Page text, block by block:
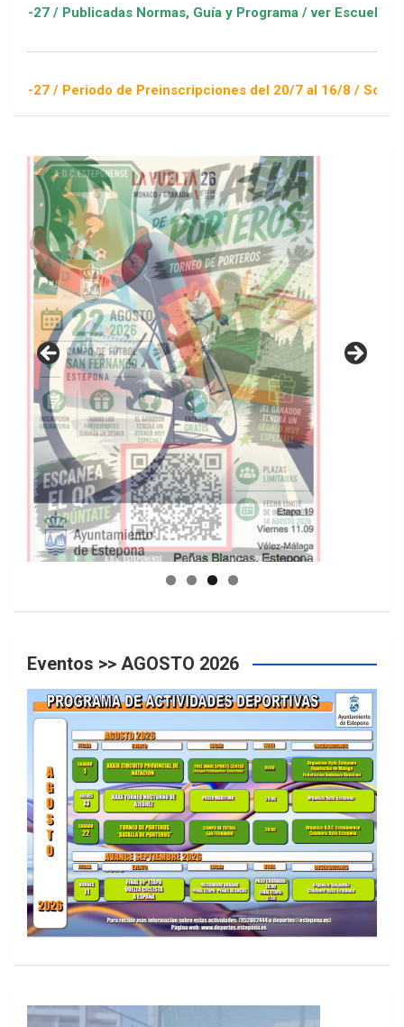
Normas, Guía y Programa / ver Escuelas Deportivas
de Preinscripciones del 20/7 al 16/8 / Sorteo 1 de
GUIA DE INSTALACIONES DEPORTIVAS
Eventos >> AGOSTO 2026